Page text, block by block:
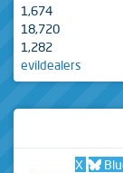
1,674
18,720
1,282
evildealers
X